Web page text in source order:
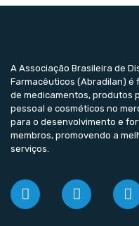
A Associação Brasileira de
Farmacêuticos (Abradilan) é
de medicamentos, produtos
pessoal e cosméticos no
para o desenvolvimento e
membros, promovendo a
serviços.